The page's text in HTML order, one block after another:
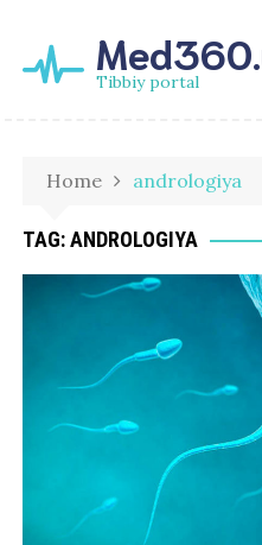
Tibbiy portal
Home andrologiya
TAG:ANDROLOGIYA